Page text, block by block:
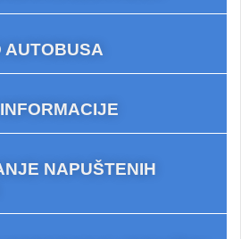
AUTOBUSA
NAPUŠTENIH